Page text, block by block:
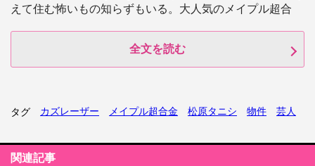
えて住む怖いもの知らずもいる。大人気のメイプル超合
全文を読む
タグ カズレーザー メイプル超合金 松原タニシ 物件 芸人
関連記事